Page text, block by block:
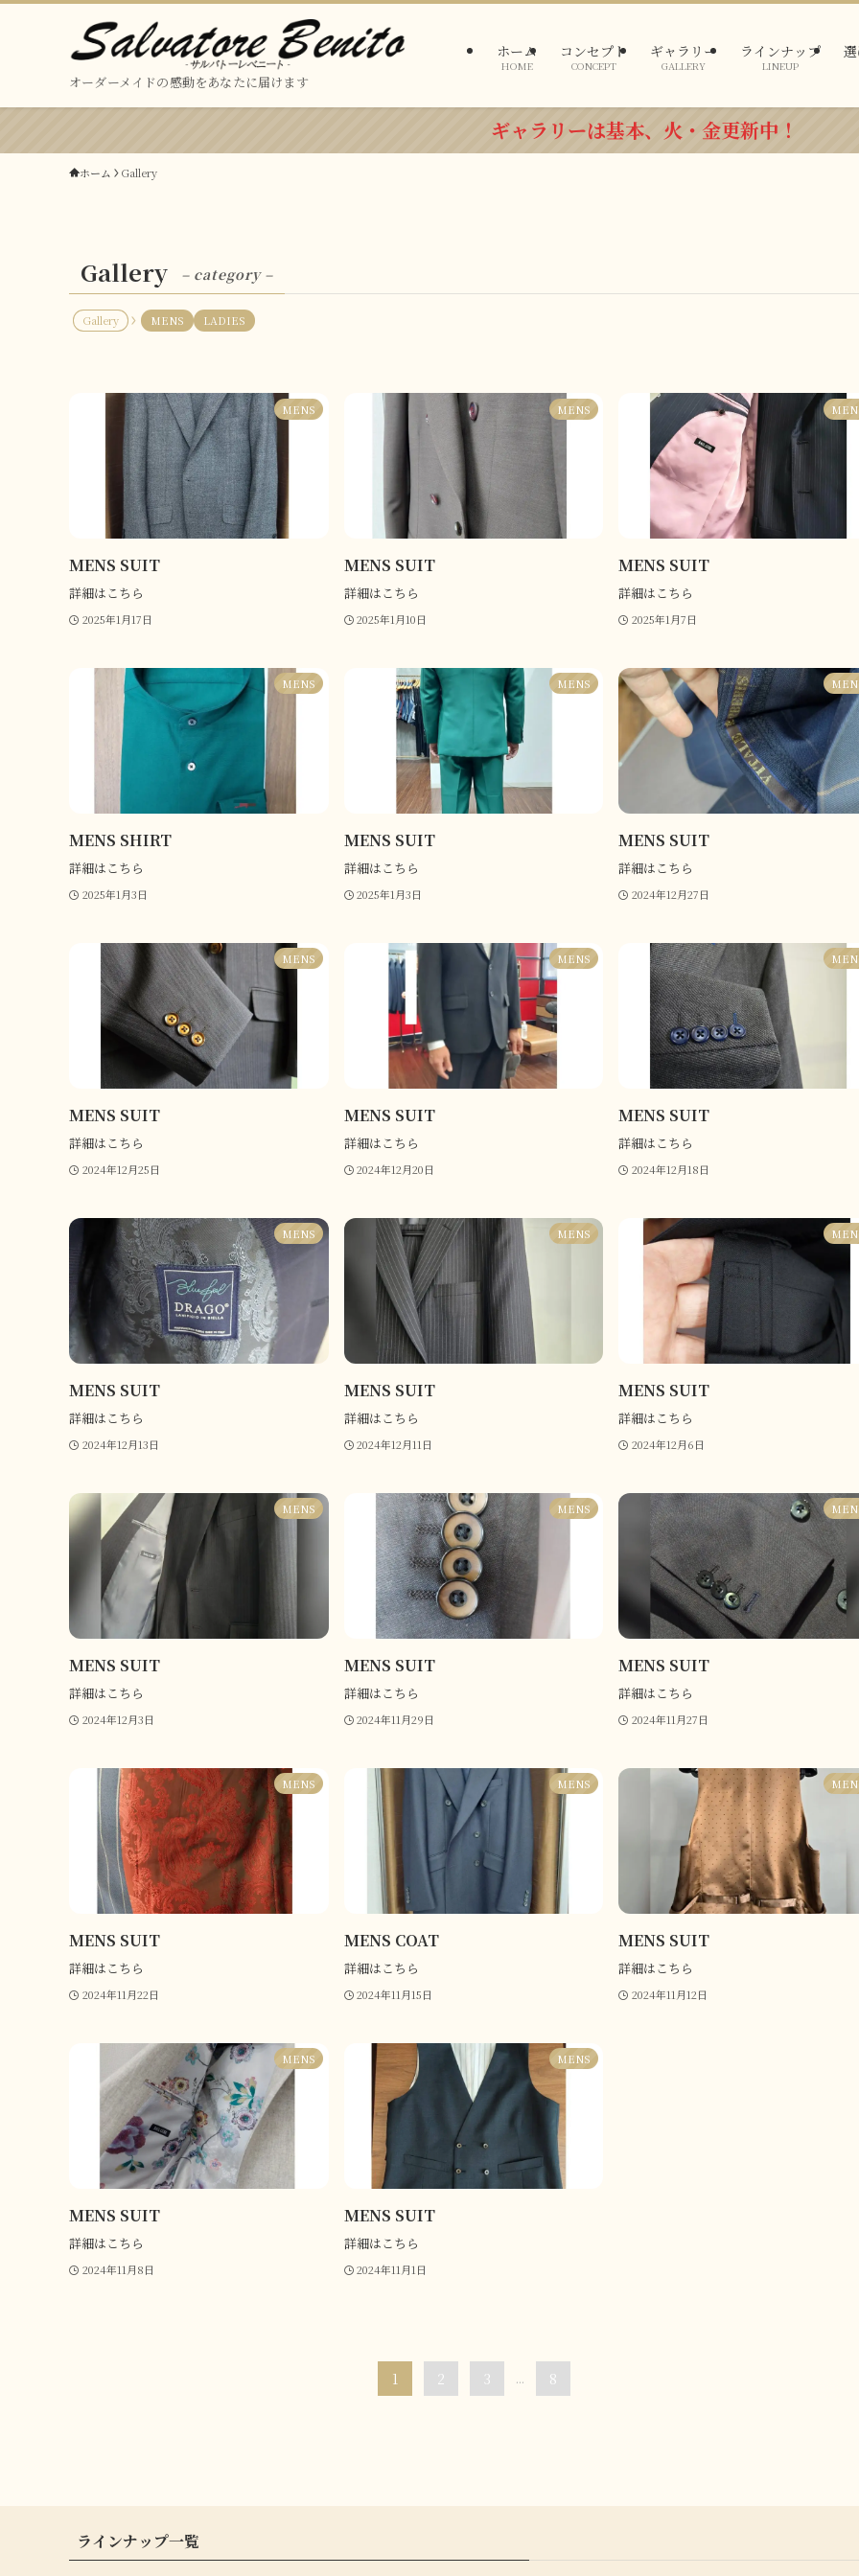
オーダーメイドの感動をあなたに届けます
ホーム
HOME
コンセプト
CONCEPT
ギャラリー
GALLERY
ラインナップ
LINEUP
ギャラリーは基本、火・金更新中！
ホーム Gallery
Gallery – category –
Gallery MENS LADIES
MENS
MENS SUIT
詳細はこちら
2025年1月17日
MENS
MENS SUIT
詳細はこちら
2025年1月10日
MENS SUIT
詳細はこちら
2025年1月7日
MENS
MENS SHIRT
詳細はこちら
2025年1月3日
MENS
MENS SUIT
詳細はこちら
2025年1月3日
MENS SUIT
詳細はこちら
2024年12月27日
MENS
MENS SUIT
詳細はこちら
2024年12月25日
MENS
MENS SUIT
詳細はこちら
2024年12月20日
MENS SUIT
詳細はこちら
2024年12月18日
MENS
MENS SUIT
詳細はこちら
2024年12月13日
MENS
MENS SUIT
詳細はこちら
2024年12月11日
MENS SUIT
詳細はこちら
2024年12月6日
MENS
MENS SUIT
詳細はこちら
2024年12月3日
MENS
MENS SUIT
詳細はこちら
2024年11月29日
MENS SUIT
詳細はこちら
2024年11月27日
MENS
MENS SUIT
詳細はこちら
2024年11月22日
MENS
MENS COAT
詳細はこちら
2024年11月15日
MENS SUIT
詳細はこちら
2024年11月12日
MENS
MENS SUIT
詳細はこちら
2024年11月8日
MENS
MENS SUIT
詳細はこちら
2024年11月1日
1 2 3 ... 8
ラインナップ一覧